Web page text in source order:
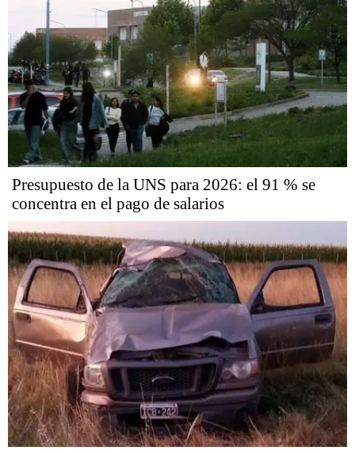
Presupuesto de la UNS para 2026: el 91 % se
concentra en el pago de salarios